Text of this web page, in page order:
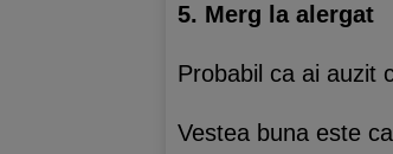
5. Merg la alergat
Probabil ca ai auzit
Vestea buna este ca